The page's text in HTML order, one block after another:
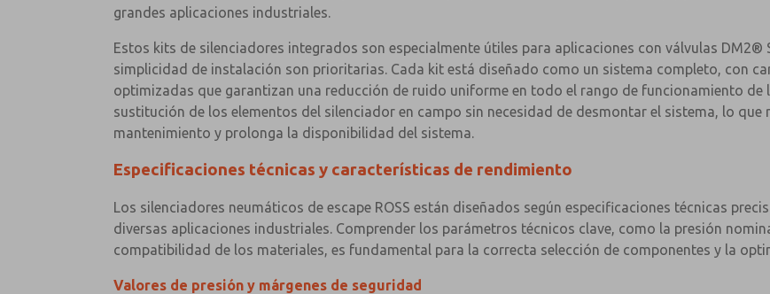
grandes aplicaciones industriales.
Estos kits de silenciadores integrados son especialmente útiles para aplicaciones con válvulas DM2®
simplicidad de instalación son prioritarias. Cada kit está diseñado como un sistema completo, con
optimizadas que garantizan una reducción de ruido uniforme en todo el rango de funcionamiento de
sustitución de los elementos del silenciador en campo sin necesidad de desmontar el sistema, lo
mantenimiento y prolonga la disponibilidad del sistema.
Especificaciones técnicas y características de rendimiento
Los silenciadores neumáticos de escape ROSS están diseñados según especificaciones técnicas
diversas aplicaciones industriales. Comprender los parámetros técnicos clave, como la presión
compatibilidad de los materiales, es fundamental para la correcta selección de componentes y la
Valores de presión y márgenes de seguridad
×
×